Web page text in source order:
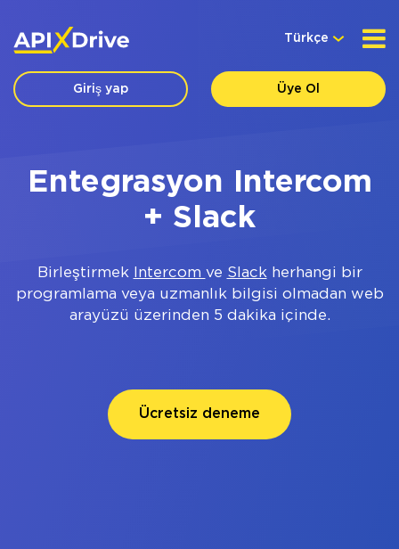
Türkçe
Giriş yap Üye Ol
Entegrasyon Intercom
+ Slack
Birleştirmek Intercom ve Slackherhangi bir
programlama veya uzmanlık bilgisi olmadan web
arayüzü üzerinden 5 dakika içinde.
Ücretsiz deneme